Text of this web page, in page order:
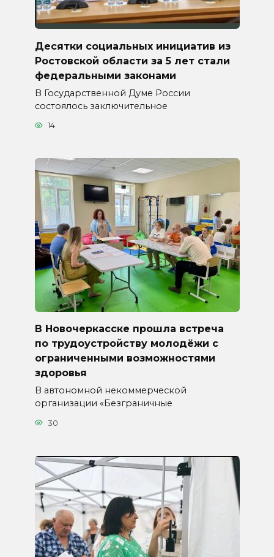
Десятки социальных инициатив из
Ростовской области за 5 лет стали
федеральными законами
В Государственной Думе России
состоялось заключительное
14
В Новочеркасске прошла встреча
по трудоустройству молодёжи с
ограниченными возможностями
здоровья
В автономной некоммерческой
организации «Безграничные
30